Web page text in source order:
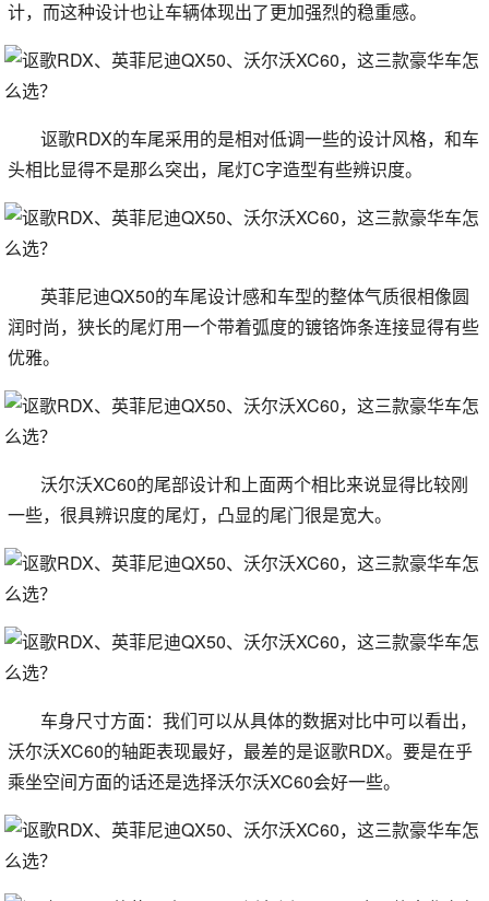
计，而这种设计也让车辆体现出了更加强烈的稳重感。
讴歌RDX的车尾采用的是相对低调一些的设计风格，和车
头相比显得不是那么突出，尾灯C字造型有些辨识度。
英菲尼迪QX50的车尾设计感和车型的整体气质很相像圆
润时尚，狭长的尾灯用一个带着弧度的镀铬饰条连接显得有些
优雅。
沃尔沃XC60的尾部设计和上面两个相比来说显得比较刚
一些，很具辨识度的尾灯，凸显的尾门很是宽大。
车身尺寸方面：我们可以从具体的数据对比中可以看出，
沃尔沃XC60的轴距表现最好，最差的是讴歌RDX。要是在乎
乘坐空间方面的话还是选择沃尔沃XC60会好一些。